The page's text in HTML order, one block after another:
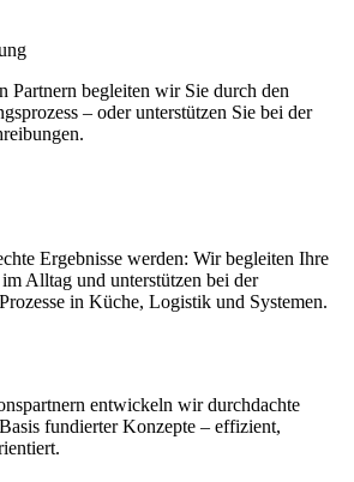
Partnern begleiten wir Sie durch den
– oder unterstützen Sie bei der
Ergebnisse werden: Wir begleiten Ihre
Alltag und unterstützen bei der
in Küche, Logistik und Systemen.
entwickeln wir durchdachte
fundierter Konzepte – effizient,